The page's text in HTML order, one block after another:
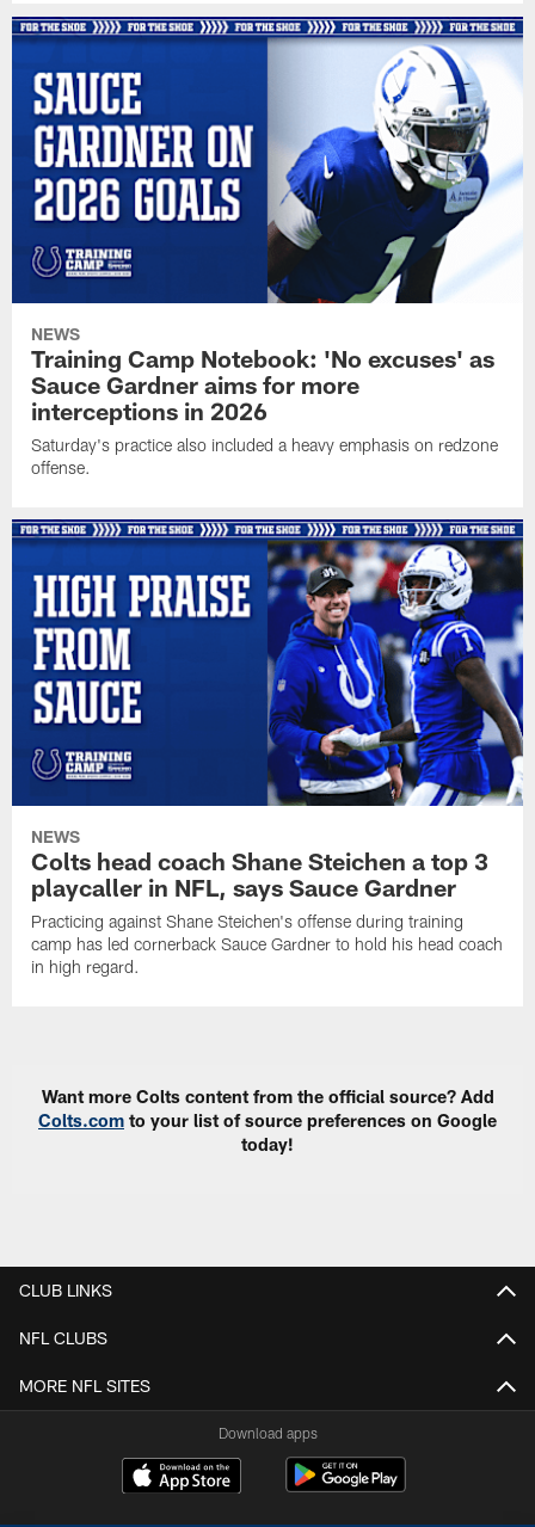
NEWS
Training Camp Notebook: 'No excuses' as
Sauce Gardner aims for more
interceptions in 2026
Saturday's practice also included a heavy emphasis on redzone
offense.
NEWS
Colts head coach Shane Steichen a top 3
playcaller in NFL, says Sauce Gardner
Practicing against Shane Steichen's offense during training
camp has led cornerback Sauce Gardner to hold his head coach
in high regard.
Want more Colts content from the official source? Add
Colts.com to your list of source preferences on Google
today!
CLUB LINKS
NFL CLUBS
MORE NFL SITES
Download apps